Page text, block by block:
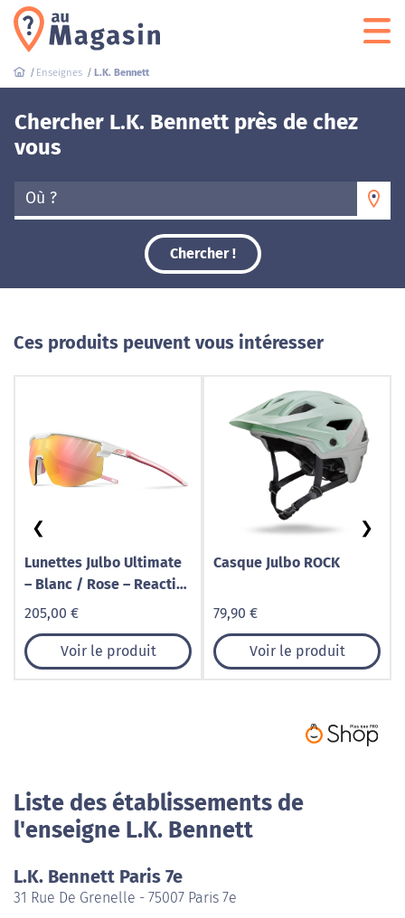
Enseignes L.K. Bennett
Chercher L.K. Bennett près de chez
vous
Où ?
Chercher !
Ces produits peuvent vous intéresser
Lunettes Julbo Ultimate
– Blanc / Rose – Reactiv
Performance 1-3
205,00 €
Voir le produit
Casque Julbo ROCK
79,90 €
Voir le produit
❮ ❯
Liste des établissements de
l'enseigne L.K. Bennett
L.K. Bennett Paris 7e
31 Rue De Grenelle - 75007 Paris 7e